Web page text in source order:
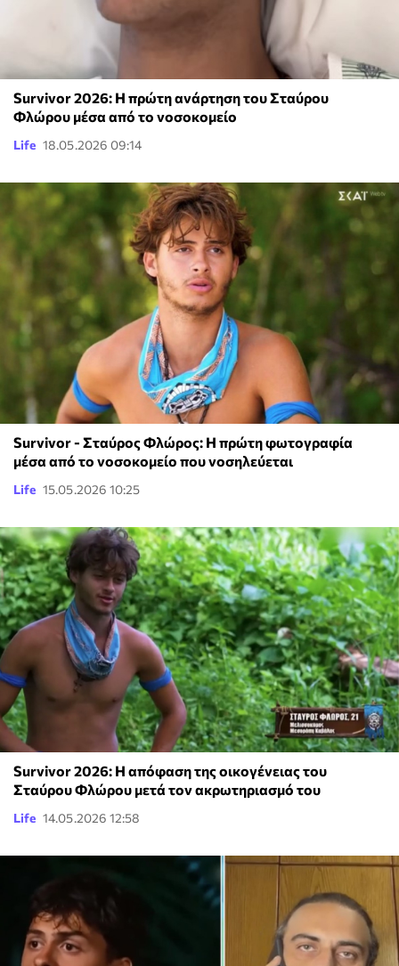
Survivor 2026: Η πρώτη ανάρτηση του Σταύρου
Φλώρου μέσα από το νοσοκομείο
Life 18.05.2026 09:14
Survivor - Σταύρος Φλώρος: Η πρώτη φωτογραφία
μέσα από το νοσοκομείο που νοσηλεύεται
Life 15.05.2026 10:25
Survivor 2026: Η απόφαση της οικογένειας του
Σταύρου Φλώρου μετά τον ακρωτηριασμό του
Life 14.05.2026 12:58